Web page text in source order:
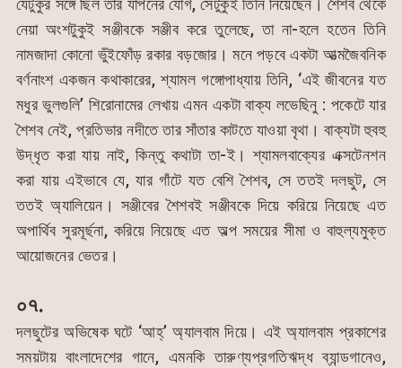
যেটুকুর সঙ্গে ছিল তার যাপনের যোগ, সেটুকুই তিনি নিয়েছেন। শৈশব থেকে
নেয়া অংশটুকুই সঞ্জীবকে সঞ্জীব করে তুলেছে, তা না-হলে হতেন তিনি
নামজাদা কোনো ভুঁইফোঁড় রকার বড়জোর। মনে পড়বে একটা আত্মজৈবনিক
বর্ণনাংশ একজন কথাকারের, শ্যামল গঙ্গোপাধ্যায় তিনি, ‘এই জীবনের যত
মধুর ভুলগুলি’ শিরোনামের লেখায় এমন একটা বাক্য লভেছিনু : পকেটে যার
শৈশব নেই, প্রতিভার নদীতে তার সাঁতার কাটতে যাওয়া বৃথা। বাক্যটা হুবহু
উদ্ধৃত করা যায় নাই, কিন্তু কথাটা তা-ই। শ্যামলবাক্যের এক্সটেনশন
করা যায় এইভাবে যে, যার গাঁটে যত বেশি শৈশব, সে ততই দলছুট, সে
ততই অ্যালিয়েন। সঞ্জীবের শৈশবই সঞ্জীবকে দিয়ে করিয়ে নিয়েছে এত
অপার্থিব সুরমূর্ছনা, করিয়ে নিয়েছে এত অল্প সময়ের সীমা ও বাহুল্যমুক্ত
আয়োজনের ভেতর।
০৭.
দলছুটের অভিষেক ঘটে ‘আহ্’ অ্যালবাম দিয়ে। এই অ্যালবাম প্রকাশের
সময়টায় বাংলাদেশের গানে, এমনকি তারুণ্যপ্রগতিঋদ্ধ ব্যান্ডগানেও,